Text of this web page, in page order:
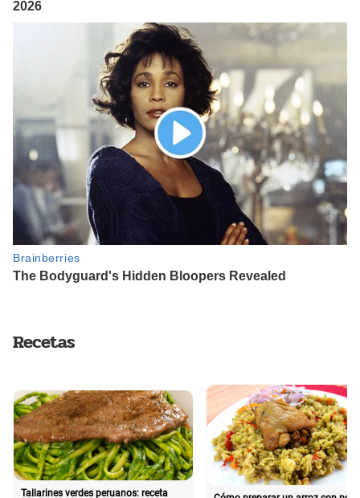
Recetas
Tallarines verdes peruanos: receta